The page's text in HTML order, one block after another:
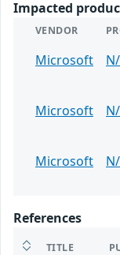
Impacted
VENDOR
Microsoft
Microsoft
Microsoft
References
TITLE